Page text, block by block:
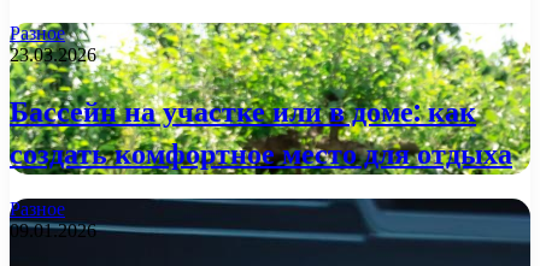
Разное
23.03.2026
Бассейн на участке или в доме: как
создать комфортное место для отдыха
Разное
09.01.2026